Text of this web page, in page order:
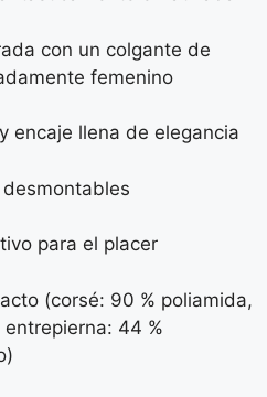
con un colgante de
femenino
encaje llena de elegancia
para el placer
(corsé: 90 % poliamida,
44 %